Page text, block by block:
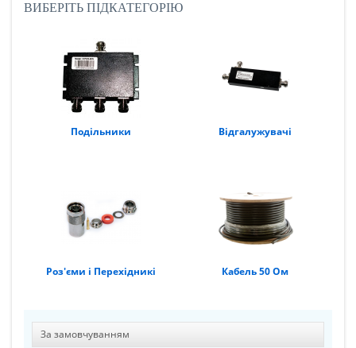
ВИБЕРІТЬ ПІДКАТЕГОРІЮ
Подільники Відгалужувачі
Роз'єми і Перехідникі Кабель 50 Ом